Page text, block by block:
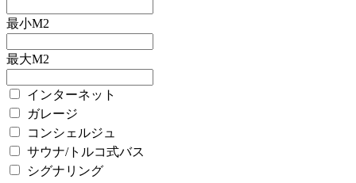
最小M2
最大M2
インターネット
ガレージ
コンシェルジュ
サウナ/トルコ式バス
シグナリング